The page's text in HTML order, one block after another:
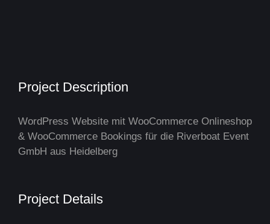
Project Description
WordPress Website mit WooCommerce Onlineshop
& WooCommerce Bookings für die Riverboat Event
GmbH aus Heidelberg
Project Details